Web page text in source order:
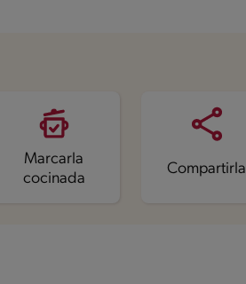
Marcarla
cocinada
Compartirla